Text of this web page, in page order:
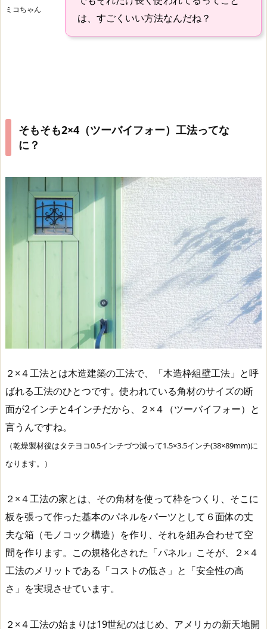
ミコちゃん
は、すごくいい方法なんだね？
そもそも2×4（ツーバイフォー）工法ってな
に？
２×４工法とは木造建築の工法で、「木造枠組壁工法」と呼
ばれる工法のひとつです。使われている角材のサイズの断
面が2インチと4インチだから、２×４（ツーバイフォー） と
言うんですね。
（乾燥製材後はタテヨコ0.5インチづつ減って1.5×3.5インチ(38×89mm)に
なります。）
２×４工法の家とは、その角材を使って枠をつくり、そこに
板を張って作った基本のパネルをパーツとして６面体の丈
夫な箱（モノコック構造）を作り、それを組み合わせて空
間を作ります。この規格化された「パネル」こそが、２×４
工法のメリットである「コストの低さ」と「安全性の高
さ」を実現させています。
２×４工法の始まりは19世紀のはじめ、アメリカの新天地開